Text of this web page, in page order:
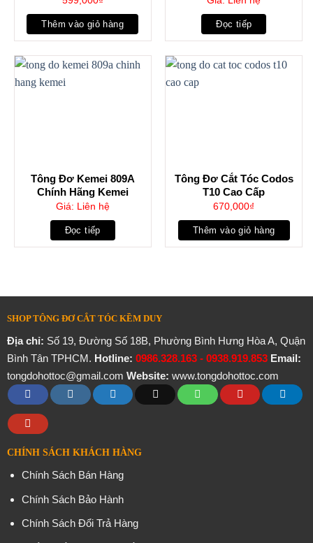
Thêm vào giỏ hàng Đọc tiếp
Tông Đơ Kemei 809A
Chính Hãng Kemei
Giá: Liên hệ
Đọc tiếp
Tông Đơ Cắt Tóc Codos
T10 Cao Cấp
670,000₫
Thêm vào giỏ hàng
SHOP TÔNG ĐƠ CẮT TÓC KỀM DUY
Địa chỉ: Số 19, Đường Số 18B, Phường Bình Hưng Hòa A, Quận
Bình Tân TPHCM. Hotline: 0986.328.163 - 0938.919.853 Email:
tongdohottoc@gmail.com Website: www.tongdohottoc.com
CHÍNH SÁCH KHÁCH HÀNG
Chính Sách Bán Hàng
Chính Sách Bảo Hành
Chính Sách Đổi Trả Hàng